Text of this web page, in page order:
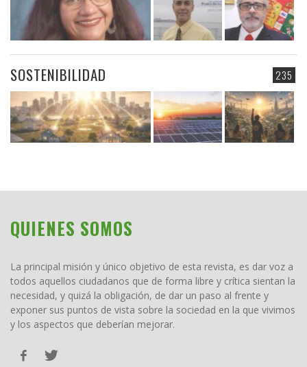
235
SOSTENIBILIDAD
QUIENES SOMOS
La principal misión y único objetivo de esta revista, es dar voz a
todos aquellos ciudadanos que de forma libre y crítica sientan la
necesidad, y quizá la obligación, de dar un paso al frente y
exponer sus puntos de vista sobre la sociedad en la que vivimos
y los aspectos que deberían mejorar.